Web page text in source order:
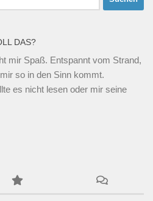
DAS?
mir Spaß. Entspannt vom Strand,
so in den Sinn kommt.
es nicht lesen oder mir seine